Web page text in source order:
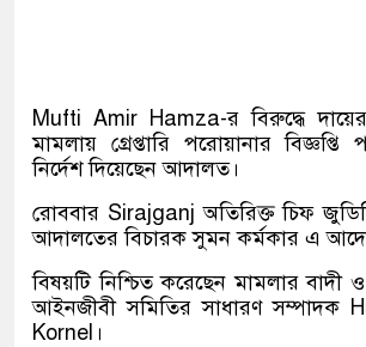
Mufti Amir Hamza-র বিরুদ্ধে
মামলায় গ্রেপ্তারি পরোয়ানার বিজ্ঞপ্তি
নির্দেশ দিয়েছেন আদালত।
রোববার Sirajganj অতিরিক্ত চিফ
আদালতের বিচারক সুমন কর্মকার এ
বিষয়টি নিশ্চিত করেছেন মামলার বাদী
আইনজীবী সমিতির সাধারণ সম্পাদক
Kornel ।